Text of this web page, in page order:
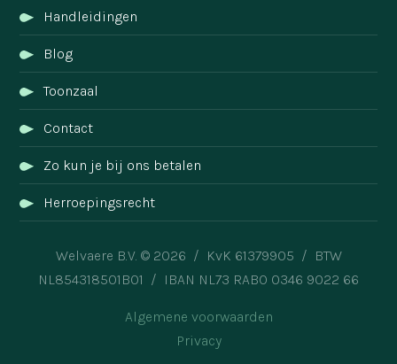
Handleidingen
Blog
Toonzaal
Contact
Zo kun je bij ons betalen
Herroepingsrecht
Welvaere B.V. © 2026 / KvK 61379905 / BTW
NL854318501B01 / IBAN NL73 RABO 0346 9022 66
Algemene voorwaarden
Privacy